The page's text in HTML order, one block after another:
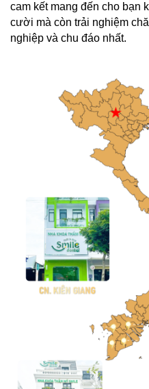
cam kết mang đến cho bạn
cười mà còn trải nghiệm
nghiệp và chu đáo nhất.